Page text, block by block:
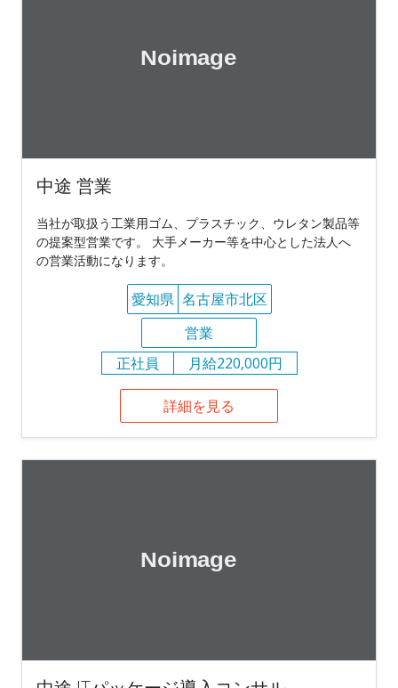
中途 営業
当社が取扱う工業用ゴム、プラスチック、ウレタン製品等
の提案型営業です。 大手メーカー等を中心とした法人へ
の営業活動になります。
愛知県 名古屋市北区
営業
正社員
月給220,000円
詳細を見る